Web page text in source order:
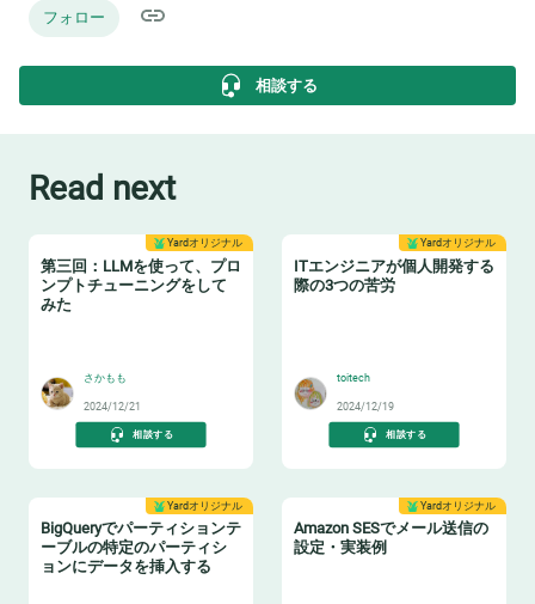
フォロー
相談する
Read next
Yardオリジナル
第三回：LLMを使って、プロ
ンプトチューニングをして
みた
さかもも
2024/12/21
相談する
Yardオリジナル
ITエンジニアが個人開発する
際の3つの苦労
toitech
2024/12/19
相談する
Yardオリジナル
BigQueryでパーティションテ
ーブルの特定のパーティシ
ョンにデータを挿入する
Yardオリジナル
Amazon SESでメール送信の
設定・実装例